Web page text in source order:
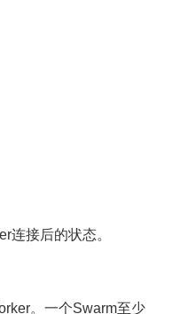
连接后的状态。
。一个Swarm至少